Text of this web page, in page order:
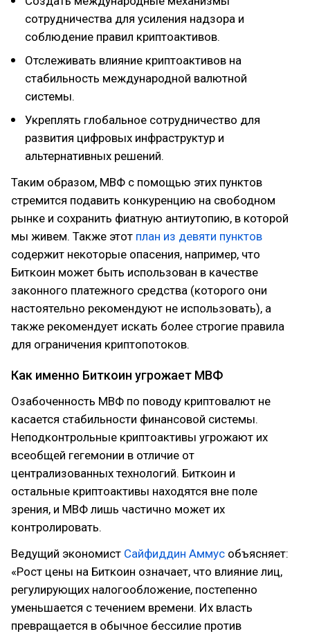
сотрудничества для усиления надзора и
соблюдение правил криптоактивов.
Отслеживать влияние криптоактивов на
стабильность международной валютной
системы.
Укреплять глобальное сотрудничество для
развития цифровых инфраструктур и
альтернативных решений.
Таким образом, МВФ с помощью этих пунктов
стремится подавить конкуренцию на свободном
рынке и сохранить фиатную антиутопию, в которой
мы живем. Также этот план из девяти пунктов
содержит некоторые опасения, например, что
Биткоин может быть использован в качестве
законного платежного средства (которого они
настоятельно рекомендуют не использовать), а
также рекомендует искать более строгие правила
для ограничения криптопотоков.
Как именно Биткоин угрожает МВФ
Озабоченность МВФ по поводу криптовалют не
касается стабильности финансовой системы.
Неподконтрольные криптоактивы угрожают их
всеобщей гегемонии в отличие от
централизованных технологий. Биткоин и
остальные криптоактивы находятся вне поле
зрения, и МВФ лишь частично может их
контролировать.
Ведущий экономист Сайфиддин Аммус объясняет:
«Рост цены на Биткоин означает, что влияние лиц,
регулирующих налогообложение, постепенно
уменьшается с течением времени. Их власть
превращается в обычное бессилие против